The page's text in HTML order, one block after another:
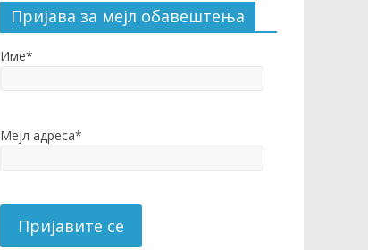
Пријава за мејл обавештења
Име*
Мејл адреса*